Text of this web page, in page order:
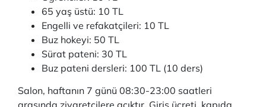
65 yaş üstü: 10 TL
Engelli ve refakatçileri: 10 TL
Buz hokeyi: 50 TL
Sürat pateni: 30 TL
Buz pateni dersleri: 100 TL (10 ders)
Salon, haftanın 7 günü 08:30-23:00 saatleri
arasında ziyaretçilere açıktır. Giriş ücreti, kapıda